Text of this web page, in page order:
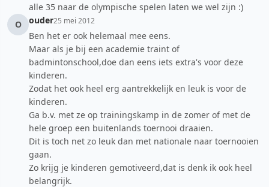
alle 35 naar de olympische spelen laten we wel zijn :)
O
ouder25 mei 2012
Ben het er ook helemaal mee eens.
Maar als je bij een academie traint of
badmintonschool,doe dan eens iets extra's voor deze
kinderen.
Zodat het ook heel erg aantrekkelijk en leuk is voor de
kinderen.
Ga b.v. met ze op trainingskamp in de zomer of met de
hele groep een buitenlands toernooi draaien.
Dit is toch net zo leuk dan met nationale naar toernooien
gaan.
Zo krijg je kinderen gemotiveerd,dat is denk ik ook heel
belangrijk.